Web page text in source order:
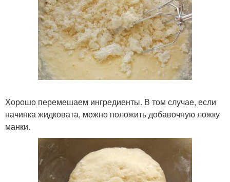
Хорошо перемешаем ингредиенты. В том случае, если
начинка жидковата, можно положить добавочную ложку
манки.